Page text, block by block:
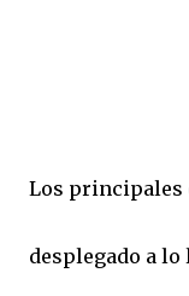
Los principales
desplegado a